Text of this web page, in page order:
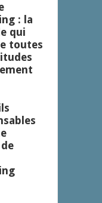
: la
qui
toutes